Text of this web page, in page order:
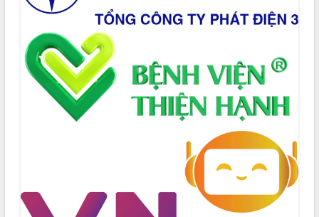
Chủ tịch UBND tỉnh Tạ Anh Tuấn thăm,
chúc mừng các bệnh viện nhân Ngày
Thầy thuốc Việt Nam
Rộn ràng lễ hội truyền thống Sông
nước Đà Nông lần thứ I năm 2026
Kỳ họp Chuyên đề lần thứ Năm, HĐND
tỉnh Đắk Lắk thông qua các nghị quyết
Phát động hai phong trào thi đua quan
trọng trong kỷ nguyên mới